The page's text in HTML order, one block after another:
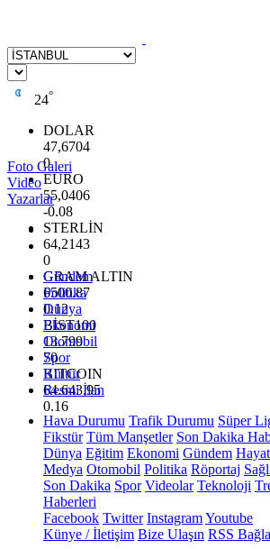
24°
DOLAR
47,6704
0
EURO
55,0406
-0.08
STERLİN
64,2143
0
GRAM ALTIN
6500.87
0.12
BİST100
13.799
70
BITCOIN
64.643,95
0.16
Foto Galeri
Video
Yazarlar
Gündem
Politika
Dünya
Ekonomi
Otomobil
Spor
Kültür
Resmi İlan
Hava Durumu Trafik Durumu Süper
Fikstür Tüm Manşetler Son Dakika
Dünya Eğitim Ekonomi Gündem Hayat
Medya Otomobil Politika Röportaj
Son Dakika Spor Videolar Teknoloji
Haberleri
Facebook Twitter InstagramYoutube
Künye / İletişim Bize Ulaşın RSS